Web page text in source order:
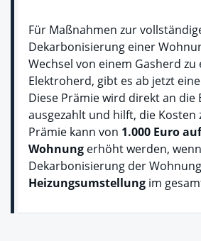
Für Maßnahmen zur
Dekarbonisierung einer
Wechsel von einem Gasherd zu
Elektroherd, gibt es ab jetzt
Diese Prämie wird direkt an die
ausgezahlt und hilft, die Kosten
Prämie kann von 1.000 Euro
Wohnung erhöht werden,
Dekarbonisierung der
Heizungsumstellung im